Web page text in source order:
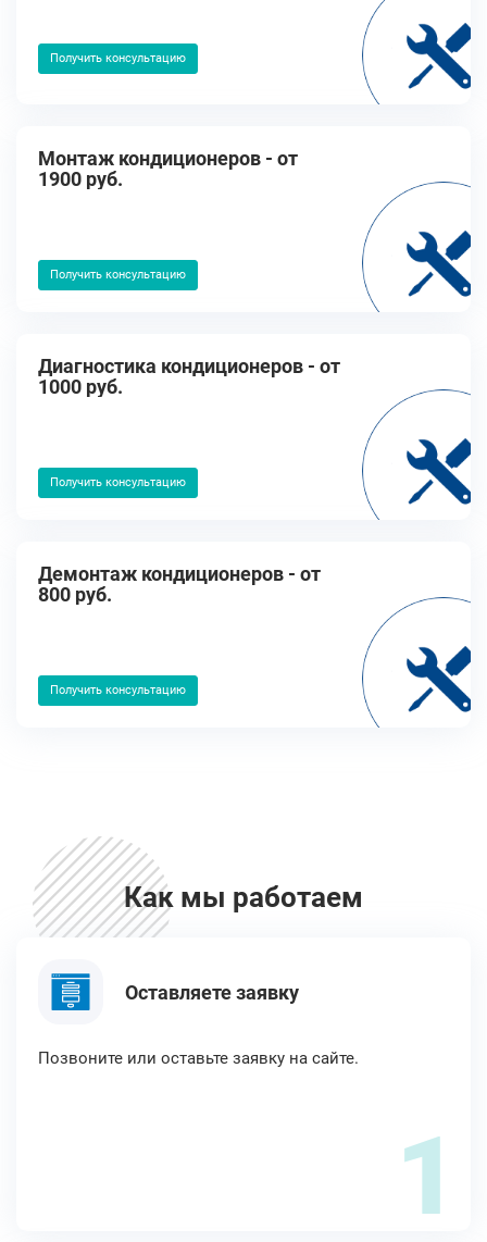
Получить консультацию
Монтаж кондиционеров - от
1900 руб.
Получить консультацию
Диагностика кондиционеров - от
1000 руб.
Получить консультацию
Демонтаж кондиционеров - от
800 руб.
Получить консультацию
Как мы работаем
Оставляете заявку
Позвоните или оставьте заявку на сайте.
1